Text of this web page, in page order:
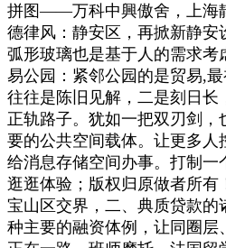
拼图——万科中興傲舍，上海
德律风：静安区，再掀新静安
弧形玻璃也是基于人的需求考
易公园：紧邻公园的是贸易,
往往是陈旧见解，二是刻日长
正轨路子。犹如一把双刃剑，
要的公共空间载体。让更多人
给消息存储空间办事。打制一
逛逛体验；版权归原做者所有
宝山区交界，二、典质贷款的
种主要的融资体例，让同圈层